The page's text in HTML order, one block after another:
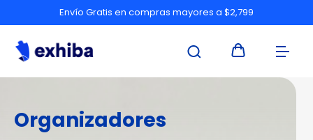
Envío Gratis en compras mayores a $2,799
Organizadores